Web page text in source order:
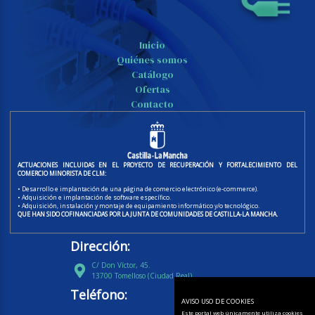
Inicio
Quiénes somos
Catálogo
Ofertas
Contacto
ACTUACIONES INCLUIDAS EN EL PROYECTO DE RECUPERACIÓN Y FORTALECIMIENTO DEL
COMERCIO MINORISTA DE CLM:
• Desarrollo e implantación de una página de comercio electrónico (e-commerce).
• Adquisición e implantación de software específico.
• Adquisición, instalación y montaje de equipamiento informático y/o tecnológico.
QUE HAN SIDO COFINANCIADAS POR LA JUNTA DE COMUNIDADES DE CASTILLA-LA MANCHA.
Dirección:
C/ Don Víctor, 45.
13700 Tomelloso (Ciudad Real)
Teléfono: AVISO USO DE COOKIES
Este portal web únicamente utiliza cookies